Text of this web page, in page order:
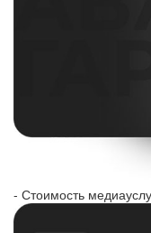
- Стоимость